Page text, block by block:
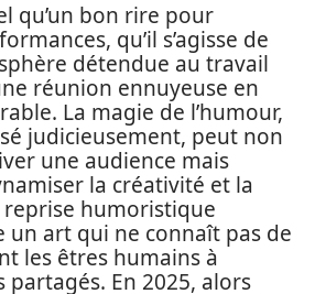
qu’un bon rire pour
qu’il s’agisse de
détendue au travail
réunion ennuyeuse en
La magie de l’humour,
judicieusement, peut non
une audience mais
la créativité et la
humoristique
un art qui ne connaît pas de
les êtres humains à
partagés. En 2025, alors